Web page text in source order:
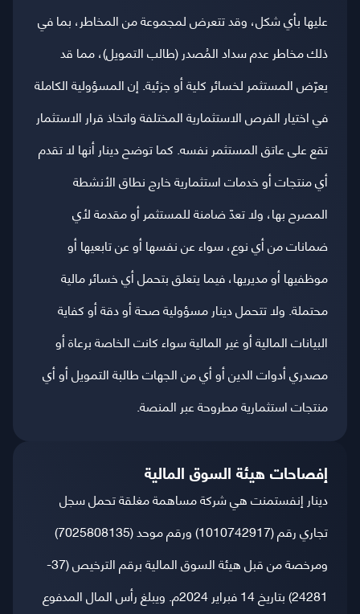
عليها بأي شكل، وقد تتعرض لمجموعة من المخاطر، بما في
ذلك مخاطر عدم سداد المُصدر (طالب التمويل)، مما قد
يعرّض المستثمر لخسائر كلية أو جزئية. إن المسؤولية الكاملة
في اختيار الفرص الاستثمارية المختلفة واتخاذ قرار الاستثمار
تقع على عاتق المستثمر نفسه. كما توضح دينار أنها لا تقدم
أي منتجات أو خدمات استثمارية خارج نطاق الأنشطة
المصرح بها، ولا تعدّ ضامنة للمستثمر أو مقدمة لأي
ضمانات من أي نوع، سواء عن نفسها أو عن تابعيها أو
موظفيها أو مديريها، فيما يتعلق بتحمل أي خسائر مالية
محتملة. ولا تتحمل دينار مسؤولية صحة أو دقة أو كفاية
البيانات المالية أو غير المالية سواء كانت الخاصة برعاة أو
مصدري أدوات الدين أو أي من الجهات طالبة التمويل أو أي
منتجات استثمارية مطروحة عبر المنصة.
إفصاحات هيئة السوق المالية
دينار إنفستمنت هي شركة مساهمة مغلقة تحمل سجل
تجاري رقم (1010742917) ورقم موحد (7025808135)
ومرخصة من قبل هيئة السوق المالية برقم الترخيص (37-
24281) بتاريخ 14 فبراير 2024م. ويبلغ رأس المال المدفوع